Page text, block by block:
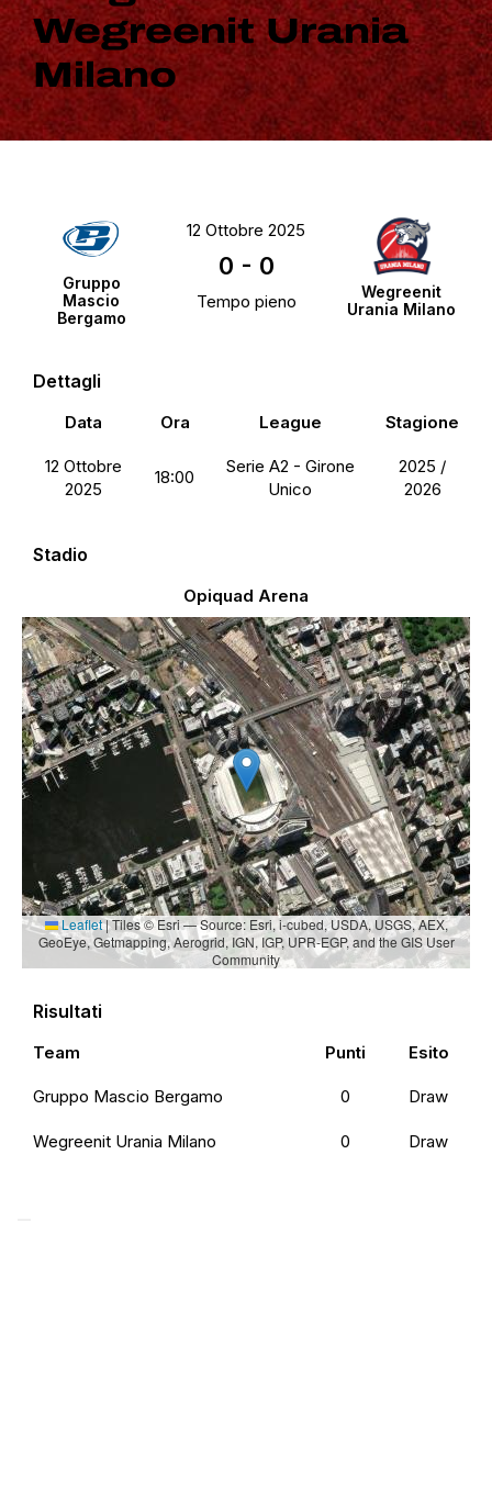
Wegreenit Urania
Milano
Gruppo
Mascio
Bergamo
Wegreenit
Urania Milano
12 Ottobre 2025
0 - 0
Tempo pieno
Dettagli
Data Ora League Stagione
12 Ottobre
2025
18:00
Serie A2 - Girone
Unico
2025 /
2026
Stadio
Opiquad Arena
Leaflet|Tiles © Esri — Source: Esri, i-cubed, USDA, USGS, AEX,
GeoEye, Getmapping, Aerogrid, IGN, IGP, UPR-EGP, and the GIS User
Community
Risultati
Team Punti Esito
Gruppo Mascio Bergamo 0 Draw
Wegreenit Urania Milano 0 Draw